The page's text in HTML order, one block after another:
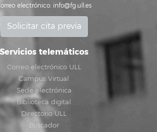
electrónico: info@fg.ull.es
Solicitar cita previa
Servicios telemáticos
Correo electrónico ULL
Campus Virtual
Sede electrónica
Biblioteca digital
Directorio ULL
Buscador